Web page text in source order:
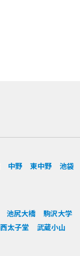
中野 東中野
池袋
池尻大橋
駒沢大学
西太子堂
武蔵小山